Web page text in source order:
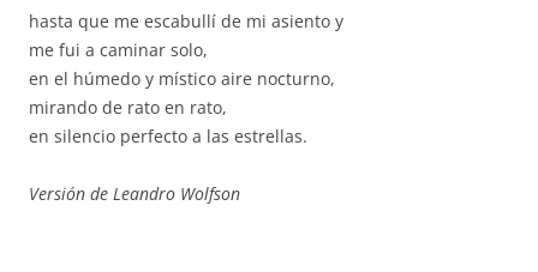
hasta que me escabullí de mi asiento y
me fui a caminar solo,
en el húmedo y místico aire nocturno,
mirando de rato en rato,
en silencio perfecto a las estrellas.
Versión de Leandro Wolfson